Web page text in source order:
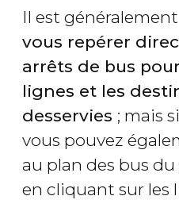
Il est généralement
vous repérer
arrêts de bus
lignes et les
desservies ; mais
vous pouvez
au plan des bus
en cliquant sur les